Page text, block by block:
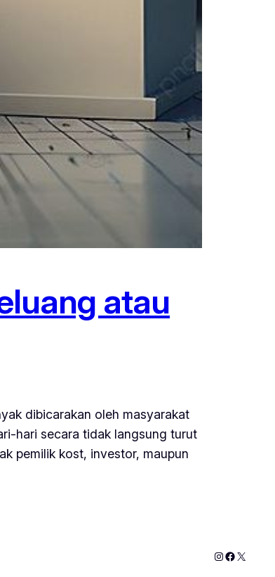
atau
dibicarakan oleh masyarakat
hari secara tidak langsung turut
pemilik kost, investor, maupun
Instagram
X